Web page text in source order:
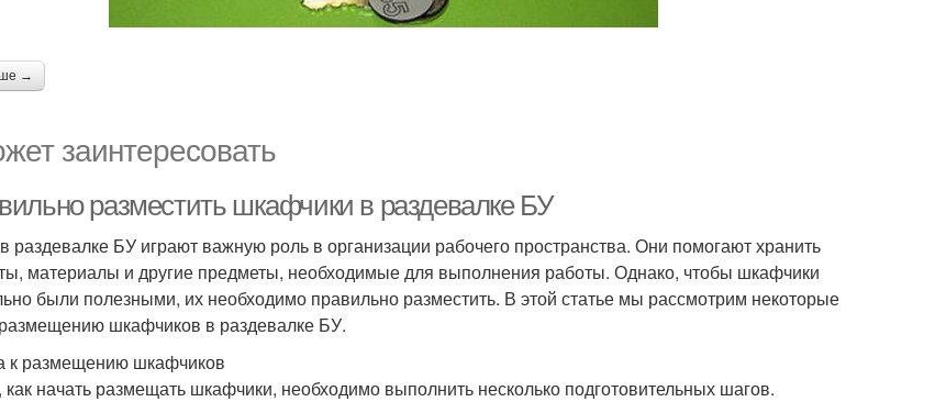
→
заинтересовать
разместить шкафчики в раздевалке БУ
раздевалке БУ играют важную роль в организации рабочего пространства. Они помогают хранить
материалы и другие предметы, необходимые для выполнения работы. Однако, чтобы шкафчики
были полезными, их необходимо правильно разместить. В этой статье мы рассмотрим некоторые
шкафчиков в раздевалке БУ.
к размещению шкафчиков
начать размещать шкафчики, необходимо выполнить несколько подготовительных шагов.